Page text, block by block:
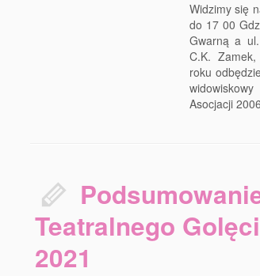
Widzimy się
do 17 00
Gwarną a
C.K.
roku
Asocjacji
Teatralnego
2021